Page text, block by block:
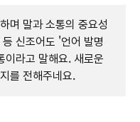
며 말과 소통의 중요성
신조어도 '언어 발명
이라고 말해요. 새로운
를 전해주네요.